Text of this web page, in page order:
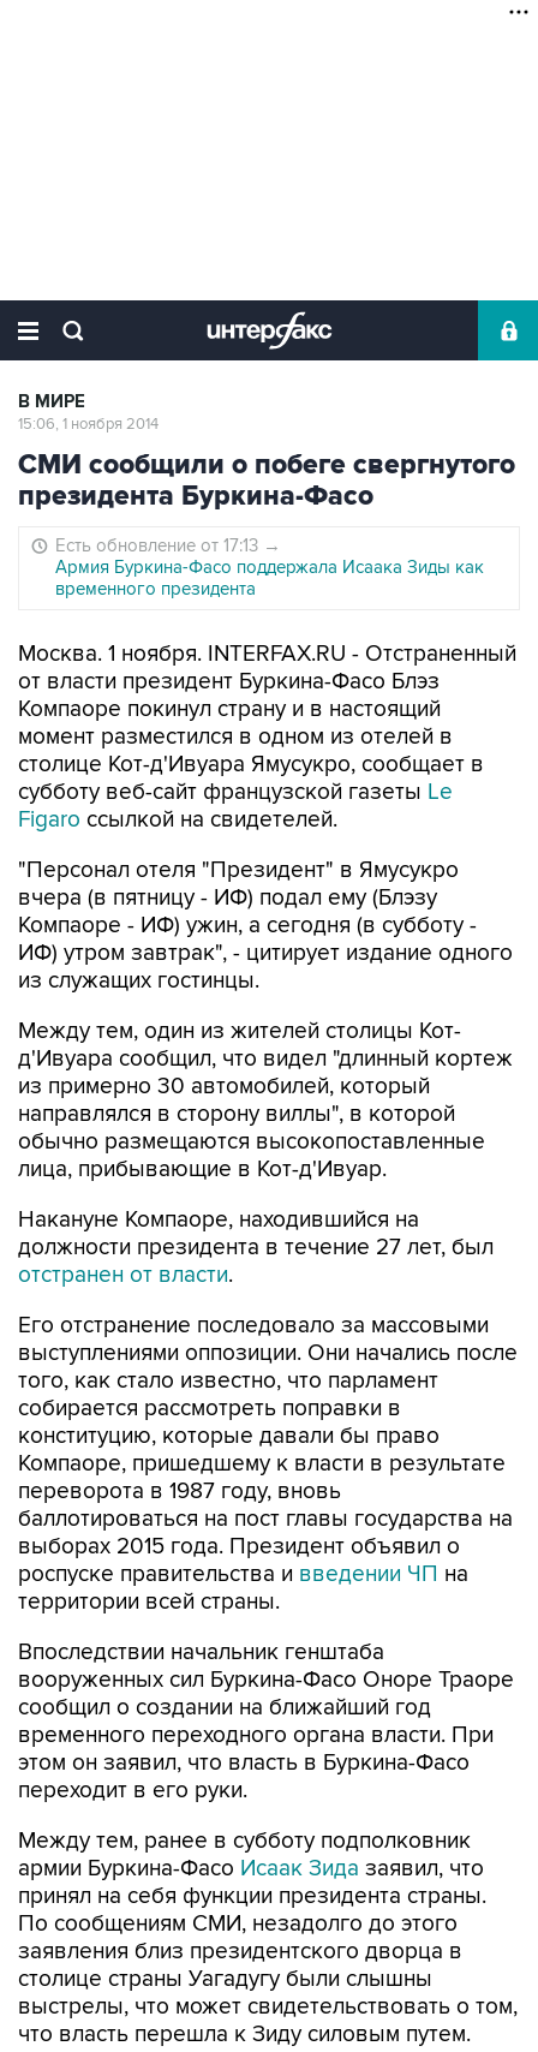
В МИРЕ
15:06, 1 ноября 2014
СМИ сообщили о побеге свергнутого
президента Буркина-Фасо
Есть обновление от 17:13 →
Армия Буркина-Фасо поддержала Исаака Зиды как
временного президента
Москва. 1 ноября. INTERFAX.RU - Отстраненный
от власти президент Буркина-Фасо Блэз
Компаоре покинул страну и в настоящий
момент разместился в одном из отелей в
столице Кот-д'Ивуара Ямусукро, сообщает в
субботу веб-сайт французской газеты Le
Figaro ссылкой на свидетелей.
"Персонал отеля "Президент" в Ямусукро
вчера (в пятницу - ИФ) подал ему (Блэзу
Компаоре - ИФ) ужин, а сегодня (в субботу -
ИФ) утром завтрак", - цитирует издание одного
из служащих гостинцы.
Между тем, один из жителей столицы Кот-
д'Ивуара сообщил, что видел "длинный кортеж
из примерно 30 автомобилей, который
направлялся в сторону виллы", в которой
обычно размещаются высокопоставленные
лица, прибывающие в Кот-д'Ивуар.
Накануне Компаоре, находившийся на
должности президента в течение 27 лет, был
отстранен от власти.
Его отстранение последовало за массовыми
выступлениями оппозиции. Они начались после
того, как стало известно, что парламент
собирается рассмотреть поправки в
конституцию, которые давали бы право
Компаоре, пришедшему к власти в результате
переворота в 1987 году, вновь
баллотироваться на пост главы государства на
выборах 2015 года. Президент объявил о
роспуске правительства и введении ЧП на
территории всей страны.
Впоследствии начальник генштаба
вооруженных сил Буркина-Фасо Оноре Траоре
сообщил о создании на ближайший год
временного переходного органа власти. При
этом он заявил, что власть в Буркина-Фасо
переходит в его руки.
Между тем, ранее в субботу подполковник
армии Буркина-Фасо Исаак Зида заявил, что
принял на себя функции президента страны.
По сообщениям СМИ, незадолго до этого
заявления близ президентского дворца в
столице страны Уагадугу были слышны
выстрелы, что может свидетельствовать о том,
что власть перешла к Зиду силовым путем.